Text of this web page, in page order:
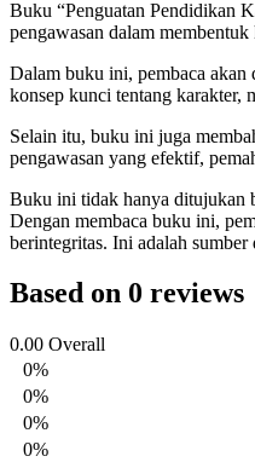
Buku “Penguatan Pendidikan
pengawasan dalam
Dalam buku ini, pembaca akan
konsep kunci tentang karakter,
Selain itu, buku ini juga
pengawasan yang efektif,
Buku ini tidak hanya ditujukan
Dengan membaca buku ini,
berintegritas. Ini adalah
Based on 0 reviews
0.00 Overall
0%
0%
0%
0%